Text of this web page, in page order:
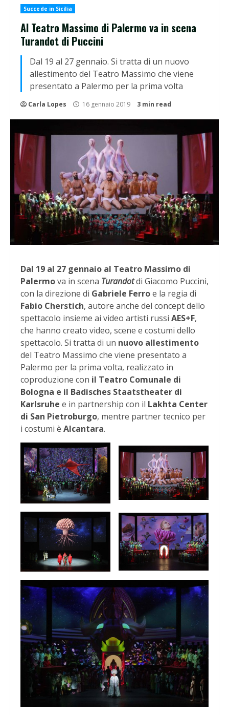
Succede in Sicilia
Al Teatro Massimo di Palermo va in scena
Turandot di Puccini
Dal 19 al 27 gennaio. Si tratta di un nuovo
allestimento del Teatro Massimo che viene
presentato a Palermo per la prima volta
Carla Lopes 16 gennaio 2019 3 min read
Dal 19 al 27 gennaio al Teatro Massimo di
Palermova in scena Turandotdi Giacomo Puccini,
con la direzione di Gabriele Ferroe la regia di
Fabio Cherstich, autore anche del concept dello
spettacolo insieme ai video artisti russi AES+F,
che hanno creato video, scene e costumi dello
spettacolo. Si tratta di un nuovo allestimento
del Teatro Massimo che viene presentato a
Palermo per la prima volta, realizzato in
coproduzione con il Teatro Comunale di
Bologna e il Badisches Staatstheater di
Karlsruhe e in partnership con il Lakhta Center
di San Pietroburgo, mentre partner tecnico per
i costumi è Alcantara.